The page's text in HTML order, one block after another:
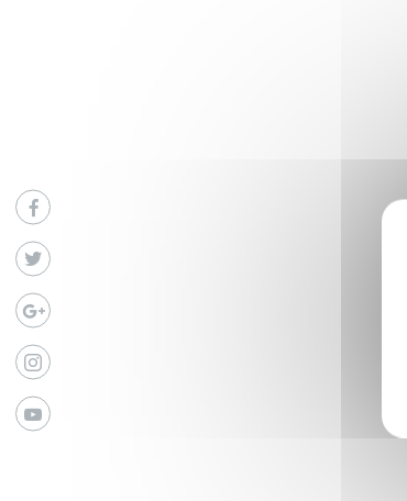
Facebook
Twitter
Google
Instagram
Youtube